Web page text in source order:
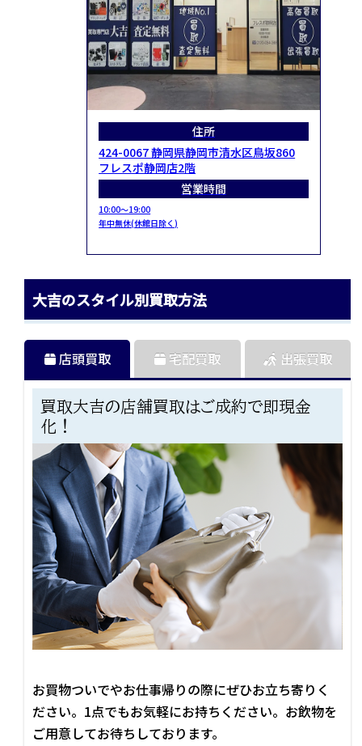
住所
424-0067 静岡県静岡市清水区鳥坂860
フレスポ静岡店2階
営業時間
10:00～19:00
年中無休(休館日除く)
大吉のスタイル別買取方法
店頭買取
買取大吉の店舗買取はご成約で即現金
化！
お買物ついでやお仕事帰りの際にぜひお立ち寄りく
ださい。1点でもお気軽にお持ちください。お飲物を
ご用意してお待ちしております。
宅配買取 出張買取